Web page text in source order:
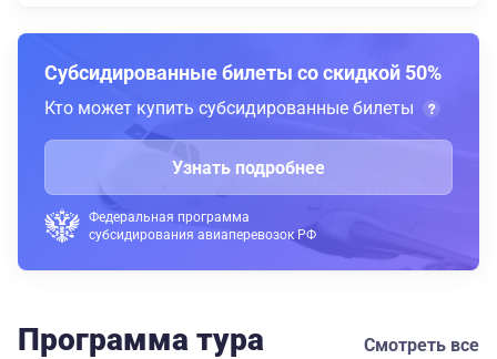
Субсидированные билеты со скидкой 50%
Кто может купить субсидированные билеты
Узнать подробнее
Федеральная программа
субсидирования авиаперевозок РФ
Программа тура Смотреть все